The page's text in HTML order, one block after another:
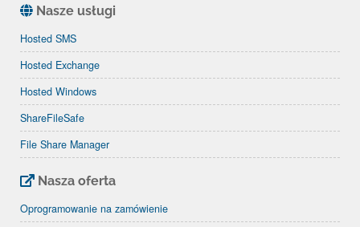
Nasze usługi
Hosted SMS
Hosted Exchange
Hosted Windows
ShareFileSafe
File Share Manager
Nasza oferta
Oprogramowanie na zamówienie